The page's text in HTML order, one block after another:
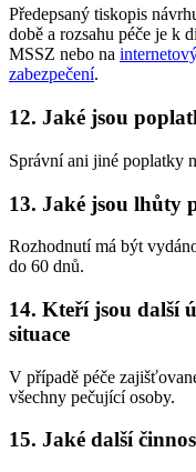
Předepsaný tiskopis
době a rozsahu péče je k
MSSZ nebo na
zabezpečení.
12. Jaké jsou
Správní ani jiné poplatky
13. Jaké jsou lhůty
Rozhodnutí má být
do 60 dnů.
14. Kteří jsou další
situace
V případě péče
všechny pečující osoby.
15. Jaké další